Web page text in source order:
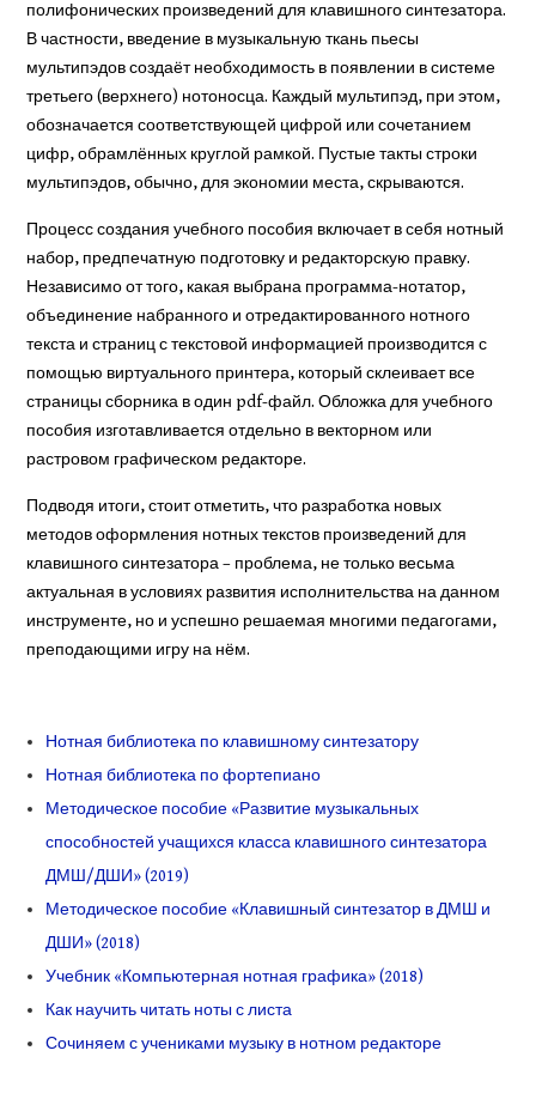
полифонических произведений для клавишного синтезатора.
В частности, введение в музыкальную ткань пьесы
мультипэдов создаёт необходимость в появлении в системе
третьего (верхнего) нотоносца. Каждый мультипэд, при этом,
обозначается соответствующей цифрой или сочетанием
цифр, обрамлённых круглой рамкой. Пустые такты строки
мультипэдов, обычно, для экономии места, скрываются.
Процесс создания учебного пособия включает в себя нотный
набор, предпечатную подготовку и редакторскую правку.
Независимо от того, какая выбрана программа-нотатор,
объединение набранного и отредактированного нотного
текста и страниц с текстовой информацией производится с
помощью виртуального принтера, который склеивает все
страницы сборника в один pdf-файл. Обложка для учебного
пособия изготавливается отдельно в векторном или
растровом графическом редакторе.
Подводя итоги, стоит отметить, что разработка новых
методов оформления нотных текстов произведений для
клавишного синтезатора – проблема, не только весьма
актуальная в условиях развития исполнительства на данном
инструменте, но и успешно решаемая многими педагогами,
преподающими игру на нём.
Нотная библиотека по клавишному синтезатору
Нотная библиотека по фортепиано
Методическое пособие «Развитие музыкальных
способностей учащихся класса клавишного синтезатора
ДМШ/ДШИ» (2019)
Методическое пособие «Клавишный синтезатор в ДМШ и
ДШИ» (2018)
Учебник «Компьютерная нотная графика» (2018)
Как научить читать ноты с листа
Сочиняем с учениками музыку в нотном редакторе